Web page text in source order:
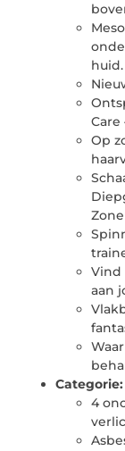
huid.
Op
Zone
Vind
aan
Categorie:
4